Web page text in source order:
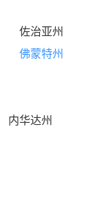
佐治亚州
佛蒙特州
内华达州